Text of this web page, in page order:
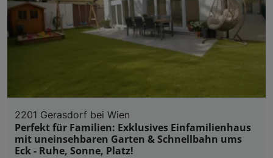
2201 Gerasdorf bei Wien
Perfekt für Familien: Exklusives Einfamilienhaus
mit uneinsehbaren Garten & Schnellbahn ums
Eck - Ruhe, Sonne, Platz!
Zugriff auf Informationen auf einem Endgerät.
und der Performance von Inhalten,
Liste der Partner (Lieferanten)